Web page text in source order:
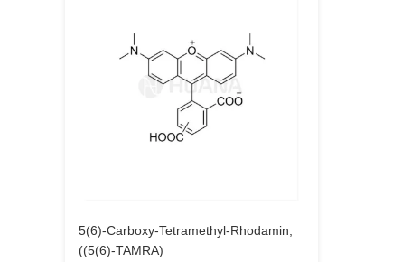
5(6)-Carboxy-Tetramethyl-Rhodamin;
((5(6)-TAMRA)